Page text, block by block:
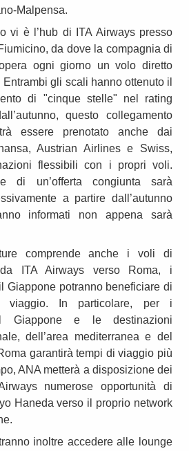
Malpensa.
vi è l’hub di ITA Airways presso
da dove la compagnia di
ogni giorno un volo diretto
gli scali hanno ottenuto il
di "cinque stelle" nel rating
questo collegamento
essere prenotato anche dai
Austrian Airlines e Swiss,
flessibili con i propri voli.
di un’offerta congiunta sarà
a partire dall’autunno
informati non appena sarà
comprende anche i voli di
ITA Airways verso Roma, i
Giappone potranno beneficiare di
viaggio. In particolare, per i
Giappone e le destinazioni
dell’area mediterranea e del
garantirà tempi di viaggio più
ANA metterà a disposizione dei
numerose opportunità di
Haneda verso il proprio network
inoltre accedere alle lounge